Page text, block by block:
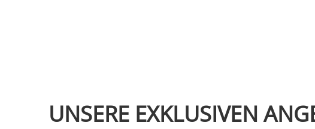
UNSERE EXKLUSIVEN